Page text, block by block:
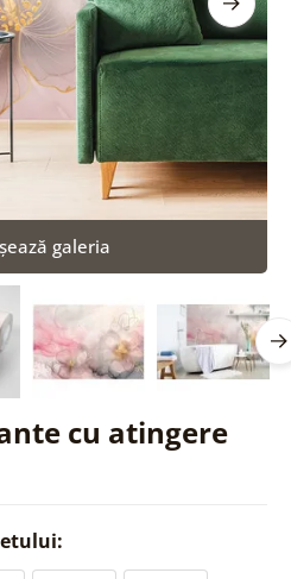
cu atingere
galeria